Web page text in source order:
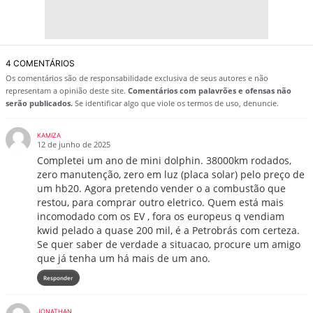
4 COMENTÁRIOS
Os comentários são de responsabilidade exclusiva de seus autores e não
representam a opinião deste site. Comentários com palavrões e ofensas não
serão publicados. Se identificar algo que viole os termos de uso, denuncie.
KAMIZA
12 de junho de 2025
Completei um ano de mini dolphin. 38000km rodados,
zero manutenção, zero em luz (placa solar) pelo preço de
um hb20. Agora pretendo vender o a combustão que
restou, para comprar outro eletrico. Quem está mais
incomodado com os EV , fora os europeus q vendiam
kwid pelado a quase 200 mil, é a Petrobrás com certeza.
Se quer saber de verdade a situacao, procure um amigo
que já tenha um há mais de um ano.
Responder
JONATHAN